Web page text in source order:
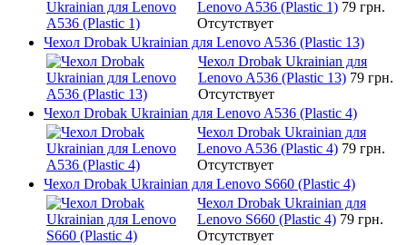
Lenovo A536 (Plastic 1) 79 грн.
Отсутствует
Чехол Drobak Ukrainian для Lenovo A536 (Plastic 13)
Чехол Drobak Ukrainian для
Lenovo A536 (Plastic 13) 79 грн.
Отсутствует
Чехол Drobak Ukrainian для Lenovo A536 (Plastic 4)
Чехол Drobak Ukrainian для
Lenovo A536 (Plastic 4) 79 грн.
Отсутствует
Чехол Drobak Ukrainian для Lenovo S660 (Plastic 4)
Чехол Drobak Ukrainian для
Lenovo S660 (Plastic 4) 79 грн.
Отсутствует